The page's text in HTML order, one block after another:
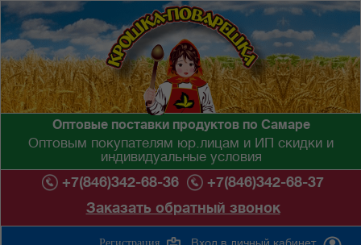
Оптовые поставки продуктов по Самаре
Оптовым покупателям юр.лицам и ИП скидки и
индивидуальные условия
+7(846)342-68-36
+7(846)342-68-37
Заказать обратный звонок